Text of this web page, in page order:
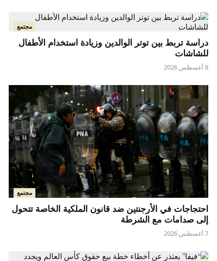
مجتمع
دراسة تربط بين توتر الوالدين وزيادة استخدام الأطفال
للشاشات
8 أغسطس 2026
مجتمع
احتجاجات في الأرجنتين ضد قانون الملكية الخاصة تتحول
إلى صدامات مع الشرطة
7 أغسطس 2026